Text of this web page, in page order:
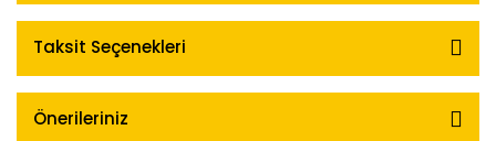
Taksit Seçenekleri
Önerileriniz